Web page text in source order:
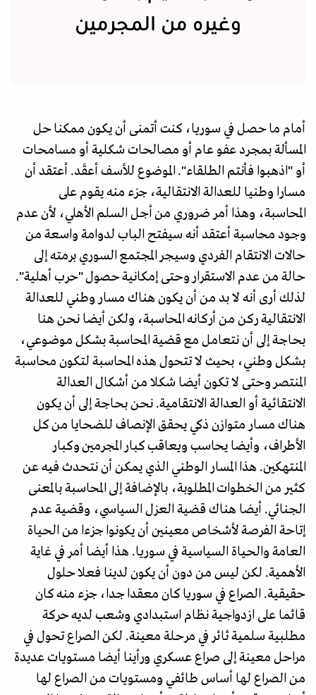
وغيره من المجرمين
أمام ما حصل في سوريا، كنت أتمنى أن يكون ممكنا حل
المسألة بمجرد عفو عام أو مصالحات شكلية أو مسامحات
أو "اذهبوا فأنتم الطلقاء". الموضوع للأسف أعقَد. أعتقد أن
مسارا وطنيا للعدالة الانتقالية، جزء منه يقوم على
المحاسبة، وهذا أمر ضروري من أجل السلم الأهلي، لأن عدم
وجود محاسبة أعتقد أنه سيفتح الباب لدوامة واسعة من
حالات الانتقام الفردي وسيجر المجتمع السوري برمته إلى
حالة من عدم الاستقرار وحتى إمكانية حصول "حرب أهلية".
لذلك أرى أنه لا بد من أن يكون هناك مسار وطني للعدالة
الانتقالية ركن من أركانه المحاسبة، ولكن أيضا نحن هنا
بحاجة إلى أن نتعامل مع قضية المحاسبة بشكل موضوعي،
بشكل وطني، بحيث لا تتحول هذه المحاسبة لتكون محاسبة
المنتصر وحتى لا تكون أيضا شكلا من أشكال العدالة
الانتقائية أو العدالة الانتقامية. نحن بحاجة إلى أن يكون
هناك مسار متوازن ذكي يحقق الإنصاف للضحايا من كل
الأطراف، وأيضا يحاسب ويعاقب كبار المجرمين وكبار
المنتهكين. هذا المسار الوطني الذي يمكن أن نتحدث فيه عن
كثير من الخطوات المطلوبة، بالإضافة إلى المحاسبة بالمعنى
الجنائي. أيضا هناك قضية العزل السياسي، وقضية عدم
إتاحة الفرصة لأشخاص معينين أن يكونوا جزءا من الحياة
العامة والحياة السياسية في سوريا. هذا أيضا أمر في غاية
الأهمية. لكن ليس من دون أن يكون لدينا فعلا حلول
حقيقية. الصراع في سوريا كان معقدا جدا، جزء منه كان
قائما على ازدواجية نظام استبدادي وشعب لديه حركة
مطلبية سلمية ثائر في مرحلة معينة. لكن الصراع تحول في
مراحل معينة إلى صراع عسكري ورأينا أيضا مستويات عديدة
من الصراع لها أساس طائفي ومستويات من الصراع لها